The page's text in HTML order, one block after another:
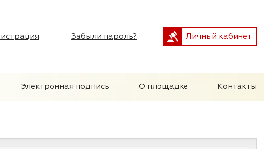
Забыли пароль? Личный кабинет
Электронная подпись О площадке Контакты